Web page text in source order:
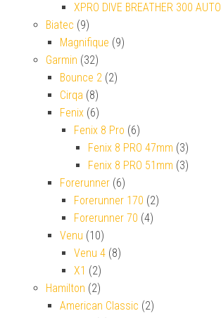
XPRO DIVE BREATHER 300 AUTO
Biatec (9)
Magnifique (9)
Garmin (32)
Bounce 2 (2)
Cirqa (8)
Fenix (6)
Fenix 8 Pro (6)
Fenix 8 PRO 47mm (3)
Fenix 8 PRO 51mm (3)
Forerunner (6)
Forerunner 170 (2)
Forerunner 70 (4)
Venu (10)
Venu 4 (8)
X1 (2)
Hamilton (2)
American Classic (2)